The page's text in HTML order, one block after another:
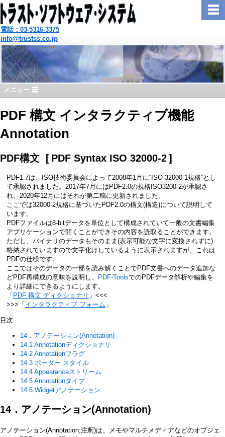
電話：03-5316-3375
info@trustss.co.jp
メニュー ☰
☰
PDF 構文 インタラクティブ機能
Annotation
PDF構文 [ PDF Syntax ISO 32000-2]
PDF1.7は、ISO技術委員会によって2008年1月に“ISO 32000-1規格”とし
て承認されました。2017年7月にはPDF2.0の規格ISO3200-2が承認さ
れ、2020年12月にはそれが第二稿に更新されました。
ここでは32000-2規格に基づいたPDF2.0の構文(構造)について説明して
います。
PDFファイルは8-bitデータを単位として構成されていて一般の文書編集
アプリケーションで開くことができその内容を読取ることができます。
ただし、バイナリのデータもそのまま(表示可能な文字に変換されずに)
格納されていますので文字化けしているように表示されますが、これは
PDFの仕様です。
ここではそのデータの一部を読み解くことでPDF文書へのデータ追加な
どPDF再構成の意味を説明し、
PDF-ToolsでのPDFデータ解析や編集を
より詳細にできるようにします。
「 PDF 構文 ディクショナリ 」<<<
>>>「 インタラクティブ フォーム 」
目次
14．アノテーション(Annotation)
14.1 Annotationディクショナリ
14.2 Annotationフラグ
14.3 ボーダー スタイル
14.4 Appearanceストリーム
14.5 Annotationタイプ
14.6 Widgetアノテーション
14．アノテーション(Annotation)
アノテーション(Annotation;注釈)は、メモやマルチメディアなどのオブジェ